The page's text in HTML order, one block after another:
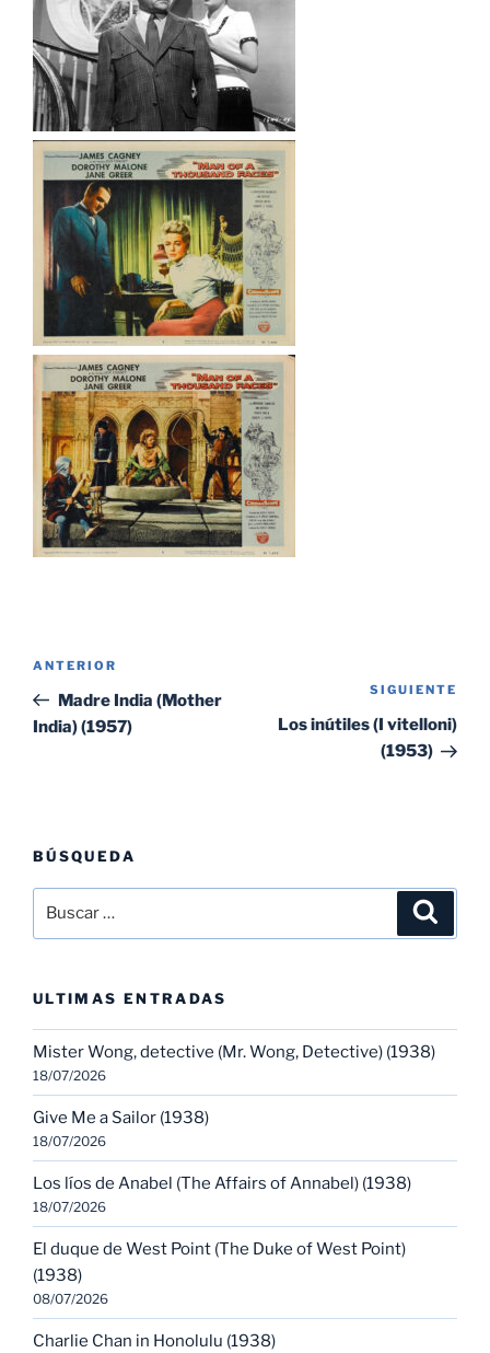
entradas
Entrada
anterior:
ANTERIOR
Madre India (Mother
India) (1957)
SIGUIENTE
Los inútiles (I vitelloni)
(1953)
BÚSQUEDA
por:
ULTIMAS ENTRADAS
Mister Wong, detective (Mr. Wong, Detective) (1938)
18/07/2026
Give Me a Sailor (1938)
18/07/2026
Los líos de Anabel (The Affairs of Annabel) (1938)
18/07/2026
El duque de West Point (The Duke of West Point)
(1938)
08/07/2026
Charlie Chan in Honolulu (1938)